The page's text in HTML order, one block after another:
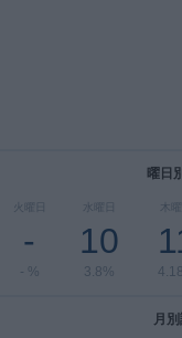
曜日
-
- %
10
3.8%
月